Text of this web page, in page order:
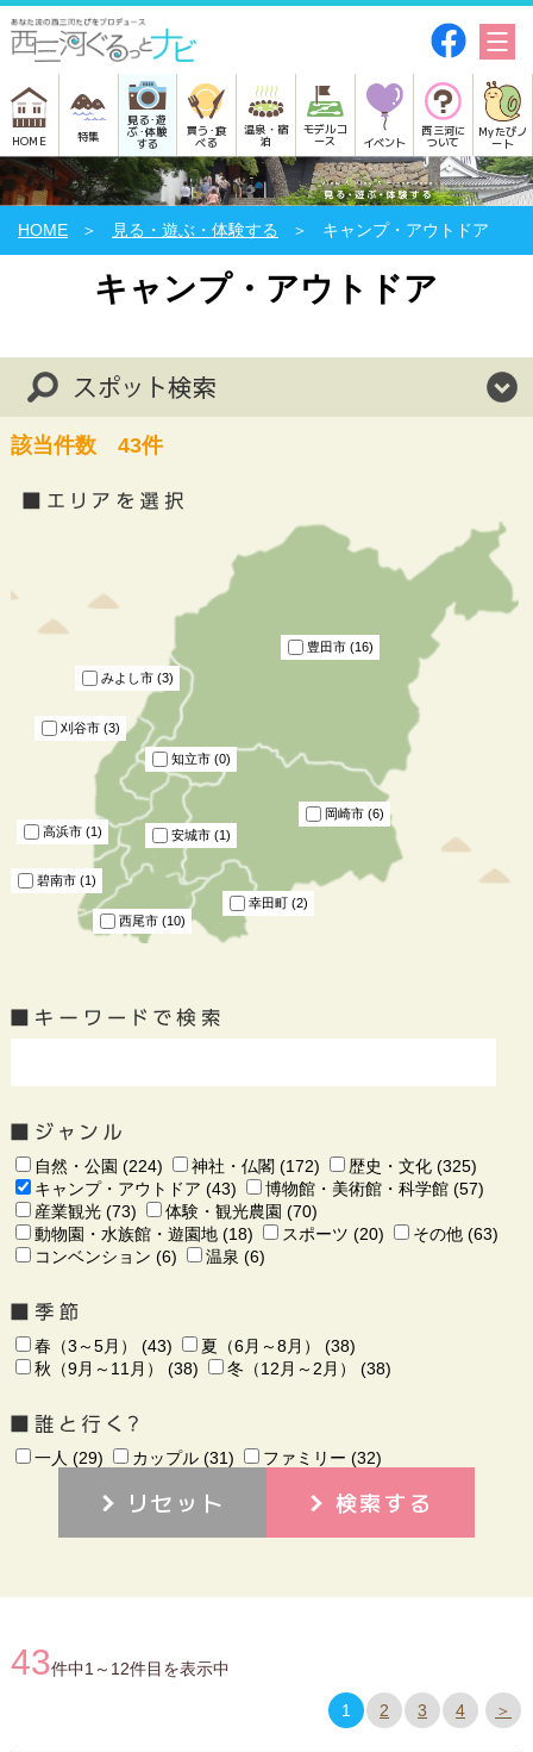
HOME 特集
見る･遊
ぶ･体験
する
買う･食
べる
温泉・宿
泊
モデルコ
ース イベント
西三河に
ついて
Myたびノ
ート
HOME 見る・遊ぶ・体験する キャンプ・アウトドア
キャンプ・アウトドア
該当件数 43件
豊田市 (16)
岡崎市 (6)
西尾市 (10)
幸田町 (2)
安城市 (1)
刈谷市 (3)
碧南市 (1)
みよし市 (3)
知立市 (0)
高浜市 (1)
自然・公園 (224) 神社・仏閣 (172)
歴史・文化 (325)
キャンプ・アウトドア (43)
博物館・美術館・科学館 (57)
産業観光 (73)
体験・観光農園 (70)
動物園・水族館・遊園地 (18)
スポーツ (20)
その他 (63)
コンベンション (6)
温泉 (6)
春（3～5月） (43)
夏（6月～8月） (38)
秋（9月～11月） (38)
冬（12月～2月） (38)
一人 (29) カップル (31) ファミリー (32)
リセット 検索する
43件中1～12件目を表示中
1 2 3 4 ＞